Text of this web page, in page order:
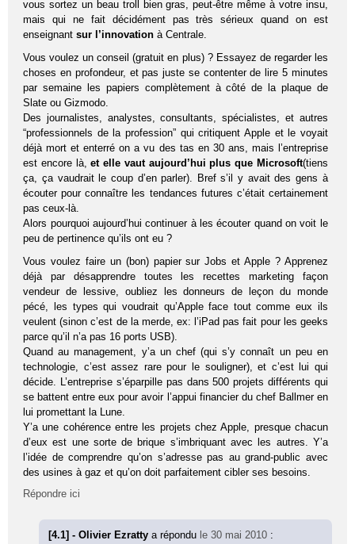
vous sortez un beau troll bien gras, peut-être même à votre insu,
mais qui ne fait décidément pas très sérieux quand on est
enseignantsur l’innovation à Centrale.
Vous voulez un conseil (gratuit en plus) ? Essayez de regarder les
choses en profondeur, et pas juste se contenter de lire 5 minutes
par semaine les papiers complètement à côté de la plaque de
Slate ou Gizmodo.
Des journalistes, analystes, consultants, spécialistes, et autres
“professionnels de la profession” qui critiquent Apple et le voyait
déjà mort et enterré on a vu des tas en 30 ans, mais l’entreprise
est encore là,et elle vaut aujourd’hui plus que Microsoft(tiens
ça, ça vaudrait le coup d’en parler). Bref s’il y avait des gens à
écouter pour connaître les tendances futures c’était certainement
pas ceux-là.
Alors pourquoi aujourd’hui continuer à les écouter quand on voit le
peu de pertinence qu’ils ont eu ?
Vous voulez faire un (bon) papier sur Jobs et Apple ? Apprenez
déjà par désapprendre toutes les recettes marketing façon
vendeur de lessive, oubliez les donneurs de leçon du monde
pécé, les types qui voudrait qu’Apple face tout comme eux ils
veulent (sinon c’est de la merde, ex: l’iPad pas fait pour les geeks
parce qu’il n’a pas 16 ports USB).
Quand au management, y’a un chef (qui s’y connaît un peu en
technologie, c’est assez rare pour le souligner), et c’est lui qui
décide. L’entreprise s’éparpille pas dans 500 projets différents qui
se battent entre eux pour avoir l’appui financier du chef Ballmer en
lui promettant la Lune.
Y’a une cohérence entre les projets chez Apple, presque chacun
d’eux est une sorte de brique s’imbriquant avec les autres. Y’a
l’idée de comprendre qu’on s’adresse pas au grand-public avec
des usines à gaz et qu’on doit parfaitement cibler ses besoins.
Répondre ici
[4.1] - Olivier Ezrattya répondu le 30 mai 2010 :